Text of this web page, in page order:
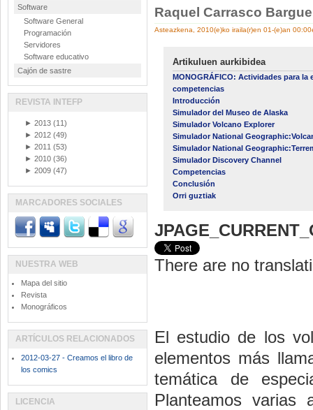
Raquel Carrasco
Asteazkena, 2010(e)ko iraila(r)en 01-(e)an
Artikuluen aurkibidea
MONOGRÁFICO: Actividades para
competencias
Introducción
Simulador del Museo de Alaska
Simulador Volcano Explorer
Simulador National
Simulador National
Simulador Discovery Channel
Competencias
Conclusión
Orri guztiak
There are no
El estudio de los
elementos más
temática de
Planteamos varias
Software
Software General
Programación
Servidores
Software educativo
Cajón de sastre
REVISTA INTEFP
► 2013 (11)
► 2012 (49)
► 2011 (53)
► 2010 (36)
► 2009 (47)
MARCADORES SOCIALES
NUESTRA WEB
Mapa del sitio
Revista
Monográficos
ARTÍCULOS RELACIONADOS
2012-03-27 - Creamos el libro de
los comics
LICENCIA